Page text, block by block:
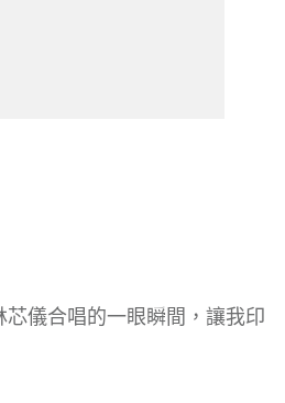
儀合唱的一眼瞬間，讓我印